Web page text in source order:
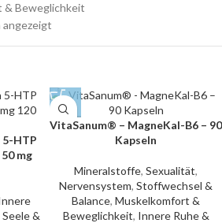
& Beweglichkeit
angezeigt
HTP
mg
Seele &
VitaSanum® – MagneKal-B6 – 90
Kapseln
Mineralstoffe, Sexualität,
Nervensystem, Stoffwechsel &
Balance, Muskelkomfort &
Beweglichkeit, Innere Ruhe &